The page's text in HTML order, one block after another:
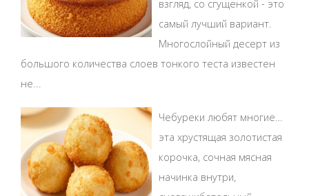
взгляд, со сгущенкой - это
самый лучший вариант.
Многослойный десерт из
большого количества слоев тонкого теста известен
не...
Чебуреки любят многие…
эта хрустящая золотистая
корочка, сочная мясная
начинка внутри,